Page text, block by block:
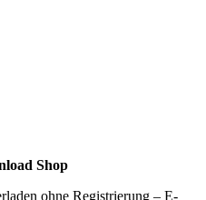
Shop
ohne Registrierung – E-